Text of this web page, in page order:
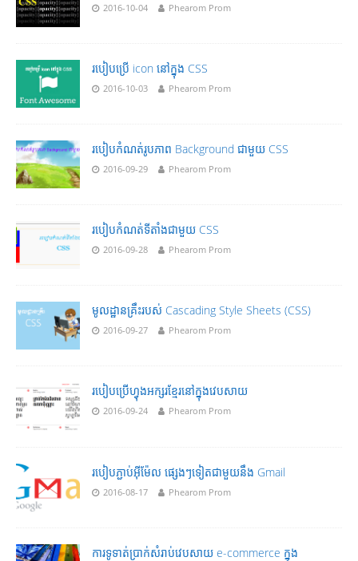
2016-10-04 Phearom Prom
របៀបប្រើ icon នៅក្នុង CSS
2016-10-03 Phearom Prom
របៀបកំណត់រូបភាព Background ជាមួយ CSS
2016-09-29 Phearom Prom
របៀបកំណត់ទីតាំងជាមួយ CSS
2016-09-28 Phearom Prom
មូលដ្ឋានគ្រឹះរបស់ Cascading Style Sheets (CSS)
2016-09-27 Phearom Prom
របៀបប្រើហ្វុងអក្សរខ្មែរនៅក្នុងវេបសាយ
2016-09-24 Phearom Prom
របៀបភ្ជាប់អុីម៉ែល ផ្សេងៗទៀតជាមួយនឹង Gmail
2016-08-17 Phearom Prom
ការទូទាត់ប្រាក់សំរាប់វេបសាយ e-commerce ក្នុង